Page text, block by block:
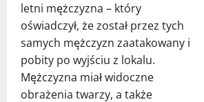
letni mężczyzna – który
oświadczył, że został przez tych
samych mężczyzn zaatakowany i
pobity po wyjściu z lokalu.
Mężczyzna miał widoczne
obrażenia twarzy, a także